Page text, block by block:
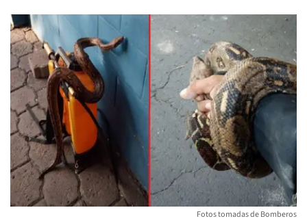
Fotos tomadas de Bomberos